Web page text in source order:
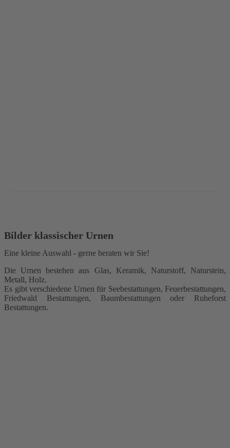
Bilder klassischer Urnen
Eine kleine Auswahl - gerne beraten wir Sie!
Die Urnen bestehen aus Glas, Keramik, Naturstoff, Naturstein,
Metall, Holz.
Es gibt verschiedene Urnen für Seebestattungen, Feuerbestattungen,
Friedwald Bestattungen, Baumbestattungen oder Ruheforst
Bestattungen.